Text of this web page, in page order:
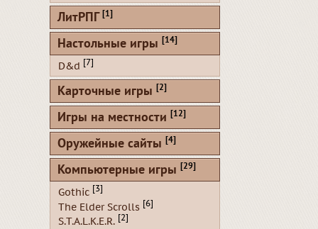
ЛитРПГ [1]
Настольные игры [14]
D&d [7]
Карточные игры [2]
Игры на местности [12]
Оружейные сайты [4]
Компьютерные игры [29]
Gothic [3]
The Elder Scrolls [6]
S.T.A.L.K.E.R. [2]